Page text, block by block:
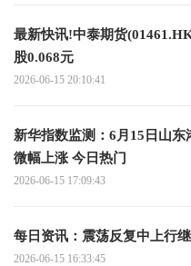
最新快讯!中泰期货
股0.068元
2026-06-15 20:10:41
新华指数监测：6月15日山
微幅上涨 今日热门
2026-06-15 17:09:43
每日资讯：震荡反复中上行
2026-06-15 16:33:45